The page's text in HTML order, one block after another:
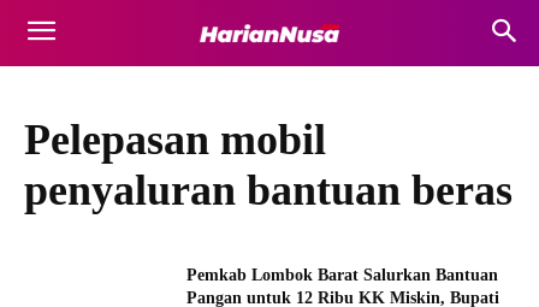
Pelepasan mobil
penyaluran bantuan beras
Pemkab Lombok Barat Salurkan Bantuan
Pangan untuk 12 Ribu KK Miskin, Bupati